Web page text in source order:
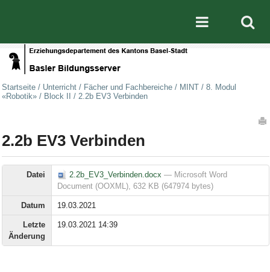
Mobile
Startseite / Unterricht / Fächer und Fachbereiche / MINT / 8. Modul
«Robotik» / Block II / 2.2b EV3 Verbinden
2.2b EV3 Verbinden
Datei 2.2b_EV3_Verbinden.docx— Microsoft Word
Document (OOXML), 632 KB (647974 bytes)
Datum 19.03.2021
Letzte
Änderung
19.03.2021 14:39